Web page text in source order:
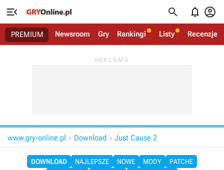
   
PREMIUM Newsroom Gry Rankingi Listy Recenzje
www.gry-online.pl  Download  Just Cause 2
DOWNLOAD NAJLEPSZE NOWE MODY
PATCHE